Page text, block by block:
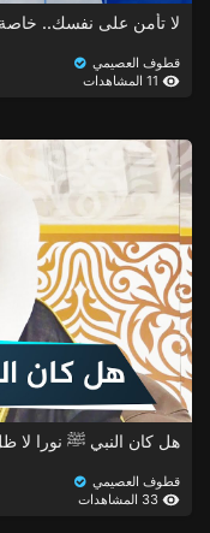
لا تأمن على نفسك..
قطوف العصيمي
هل كان النبي ﷺ نورا لا
قطوف العصيمي